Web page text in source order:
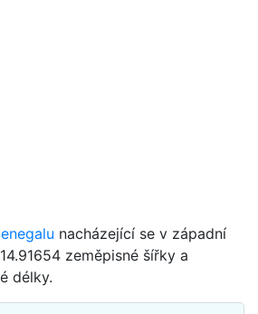
nacházející se v západní
zeměpisné šířky a
délky.